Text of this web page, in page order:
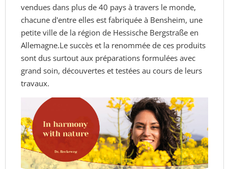
vendues dans plus de 40 pays à travers le monde,
chacune d'entre elles est fabriquée à Bensheim, une
petite ville de la région de Hessische Bergstraße en
Allemagne.Le succès et la renommée de ces produits
sont dus surtout aux préparations formulées avec
grand soin, découvertes et testées au cours de leurs
travaux.